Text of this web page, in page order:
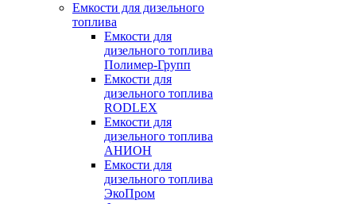
Емкости для дизельного
топлива
Емкости для
дизельного топлива
Полимер-Групп
Емкости для
дизельного топлива
RODLEX
Емкости для
дизельного топлива
АНИОН
Емкости для
дизельного топлива
ЭкоПром